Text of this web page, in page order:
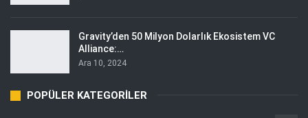
Gravity’den 50 Milyon Dolarlık Ekosistem VC
Alliance:…
Ara 10, 2024
POPÜLER KATEGORILER